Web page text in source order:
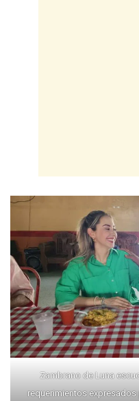
Zambrano de Luna
requerimientos